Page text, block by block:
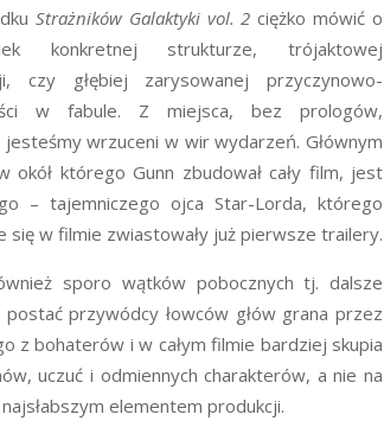
Strażników Galaktyki vol. 2ciężko mówić o
konkretnej strukturze, trójaktowej
czy głębiej zarysowanej przyczynowo-
w fabule. Z miejsca, bez prologów,
wrzuceni w wir wydarzeń. Głównym
okół którego Gunn zbudował cały film, jest
– tajemniczego ojca Star-Lorda, którego
się w filmie zwiastowały już pierwsze trailery.
sporo wątków pobocznych tj. dalsze
przywódcy łowców głów grana przez
z bohaterów i w całym filmie bardziej skupia
uczuć i odmiennych charakterów, a nie na
elementem produkcji.